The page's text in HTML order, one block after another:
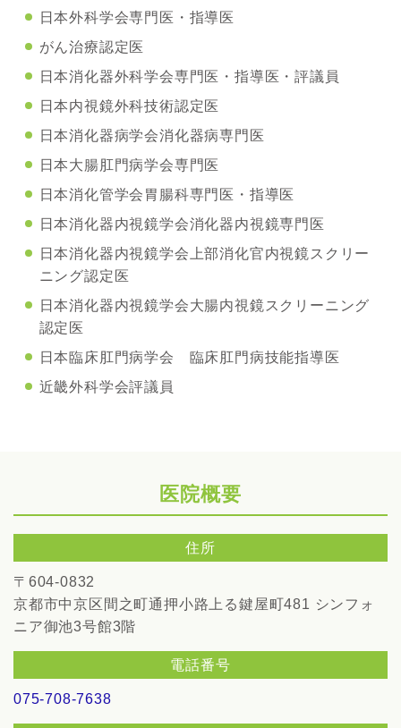
日本外科学会専門医・指導医
がん治療認定医
日本消化器外科学会専門医・指導医・評議員
日本内視鏡外科技術認定医
日本消化器病学会消化器病専門医
日本大腸肛門病学会専門医
日本消化管学会胃腸科専門医・指導医
日本消化器内視鏡学会消化器内視鏡専門医
日本消化器内視鏡学会上部消化官内視鏡スクリー
ニング認定医
日本消化器内視鏡学会大腸内視鏡スクリーニング
認定医
日本臨床肛門病学会 臨床肛門病技能指導医
近畿外科学会評議員
医院概要
住所
〒604-0832
京都市中京区間之町通押小路上る鍵屋町481 シンフォ
ニア御池3号館3階
電話番号
075-708-7638